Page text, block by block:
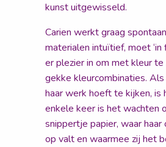
kunst uitgewisseld.
Carien werkt graag
materialen intuïtief, moet ‘in
er plezier in om met kleur
gekke kleurcombinaties.
haar werk hoeft te kijken, is
enkele keer is het wachten
snippertje papier, waar
op valt en waarmee zij het